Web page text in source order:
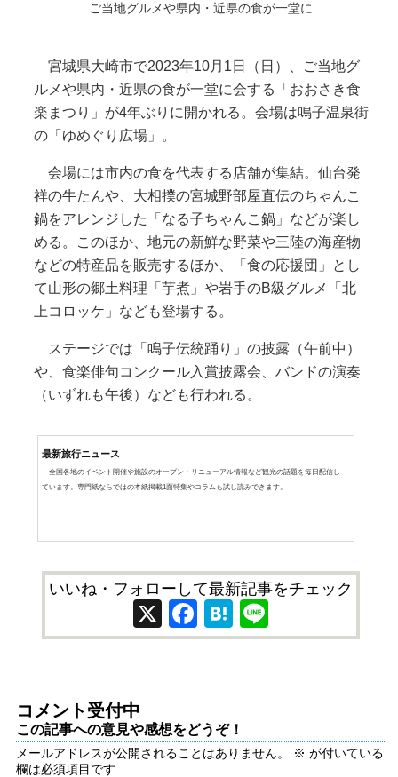
ご当地グルメや県内・近県の食が一堂に
宮城県大崎市で2023年10月1日（日）、ご当地グ
ルメや県内・近県の食が一堂に会する「おおさき食
楽まつり」が4年ぶりに開かれる。会場は鳴子温泉街
の「ゆめぐり広場」。
会場には市内の食を代表する店舗が集結。仙台発
祥の牛たんや、大相撲の宮城野部屋直伝のちゃんこ
鍋をアレンジした「なる子ちゃんこ鍋」などが楽し
める。このほか、地元の新鮮な野菜や三陸の海産物
などの特産品を販売するほか、「食の応援団」とし
て山形の郷土料理「芋煮」や岩手のB級グルメ「北
上コロッケ」なども登場する。
ステージでは「鳴子伝統踊り」の披露（午前中）
や、食楽俳句コンクール入賞披露会、バンドの演奏
（いずれも午後）なども行われる。
最新旅行ニュース
全国各地のイベント開催や施設のオープン・リニューアル情報など観光の話題を毎日配信し
ています。専門紙ならではの本紙掲載1面特集やコラムも試し読みできます。
いいね・フォローして最新記事をチェック
X Facebook
Hatena
コメント受付中
この記事への意見や感想をどうぞ！
メールアドレスが公開されることはありません。 ※ が付いている
欄は必須項目です